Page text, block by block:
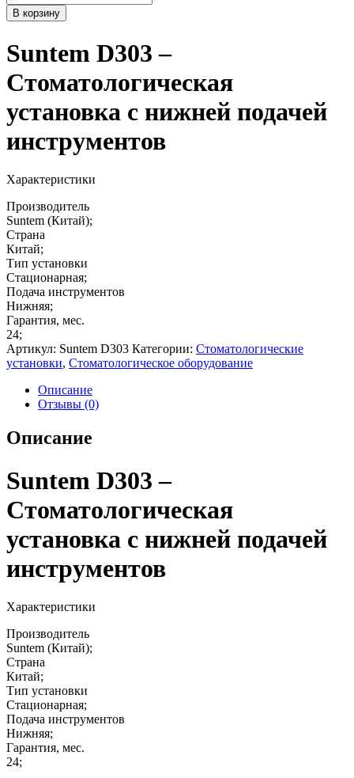
В корзину
Suntem D303 –
Стоматологическая
установка с нижней подачей
инструментов
Характеристики
Производитель
Suntem (Китай);
Страна
Китай;
Тип установки
Стационарная;
Подача инструментов
Нижняя;
Гарантия, мес.
24;
Артикул: Suntem D303 Категории: Стоматологические
установки, Стоматологическое оборудование
Описание
Отзывы (0)
Описание
Suntem D303 –
Стоматологическая
установка с нижней подачей
инструментов
Характеристики
Производитель
Suntem (Китай);
Страна
Китай;
Тип установки
Стационарная;
Подача инструментов
Нижняя;
Гарантия, мес.
24;